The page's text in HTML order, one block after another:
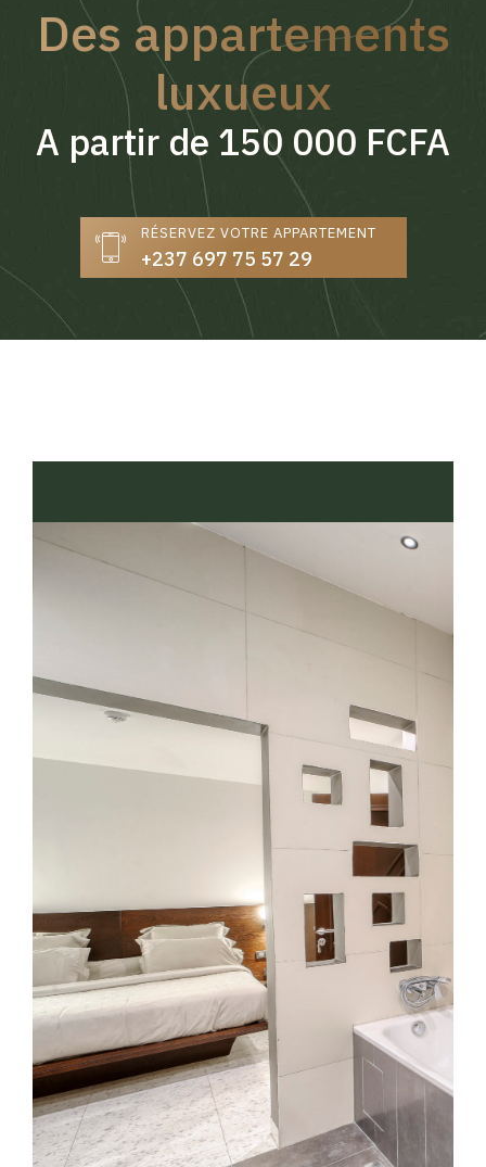
Des appartements
luxueux
A partir de 150 000 FCFA
RÉSERVEZ VOTRE APPARTEMENT
+237 697 75 57 29